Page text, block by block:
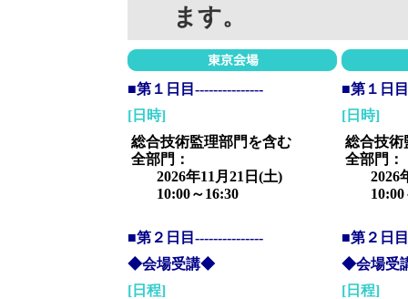
ます。
■第１日目---------------
[日時]
総合技術監理部門を含む
全部門：
2026年11月21日(土)
10:00～16:30
■第２日目---------------
◆会場受講◆
[日程]
■第１日
[日時]
総合技術
全部門：
2026年
10:00
■第２日
◆会場受
[日程]